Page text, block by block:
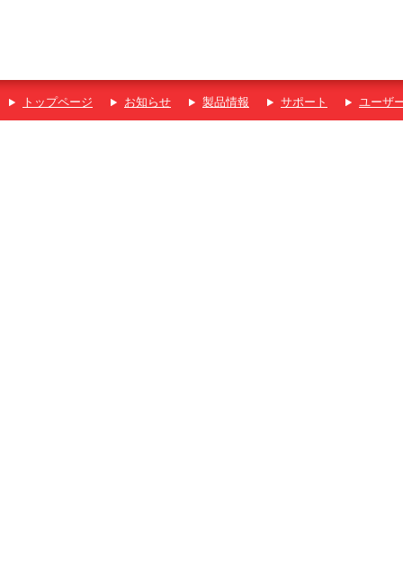
トップページ お知らせ 製品情報 サポート ユーザ